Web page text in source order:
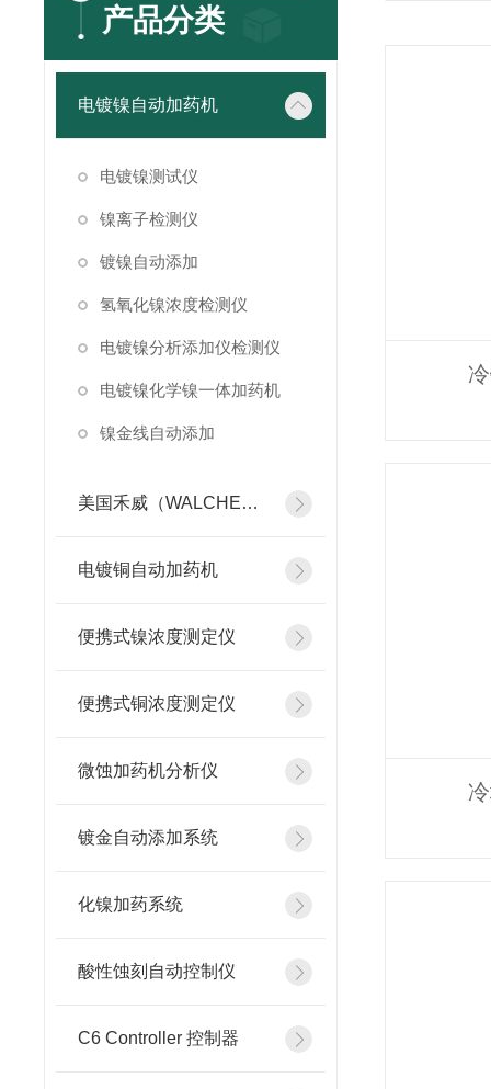
产品分类
电镀镍自动加药机
电镀镍测试仪
镍离子检测仪
镀镍自动添加
氢氧化镍浓度检测仪
电镀镍分析添加仪检测仪
电镀镍化学镍一体加药机
镍金线自动添加
美国禾威（WALCHEM）自动添加控制器
电镀铜自动加药机
便携式镍浓度测定仪
便携式铜浓度测定仪
微蚀加药机分析仪
镀金自动添加系统
化镍加药系统
酸性蚀刻自动控制仪
C6 Controller 控制器